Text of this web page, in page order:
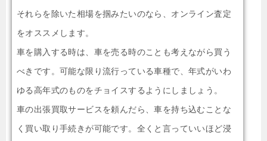
それらを除いた相場を掴みたいのなら、オンライン査定
をオススメします。
車を購入する時は、車を売る時のことも考えながら買う
べきです。可能な限り流行っている車種で、年式がいわ
ゆる高年式のものをチョイスするようにしましょう。
車の出張買取サービスを頼んだら、車を持ち込むことな
く買い取り手続きが可能です。全くと言っていいほど浸